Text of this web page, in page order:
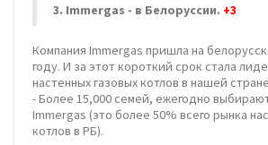
3. Immergas - в Белоруссии. +3
Компания Immergas пришла на
году. И за этот короткий срок стала
настенных газовых котлов в нашей
- Более 15,000 семей, ежегодно
Immergas (это более 50% всего рынка
котлов в РБ).